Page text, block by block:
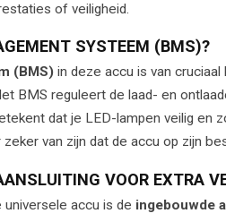
of veiligheid.
SYSTEEM (BMS)?
(BMS) in deze accu is van
BMS reguleert de laad- en
dat je LED-lampen veilig en
van zijn dat de accu op zijn
VOOR EXTRA
accu is de ingebouwde